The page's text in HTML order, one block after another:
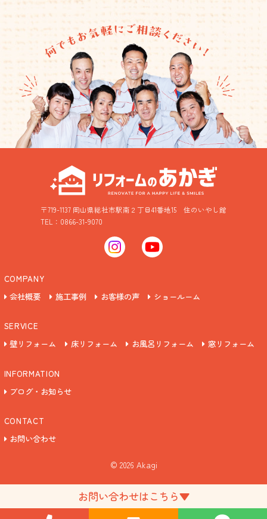
お問い合わせはこちら▼
〒719-1137 岡山県総社市駅南２丁目41番地15 住のいやし館
TEL：0866-31-9070
COMPANY
会社概要
施工事例 お客様の声 ショールーム
SERVICE
壁リフォーム
床リフォーム お風呂リフォーム 窓リフォーム
INFORMATION
ブログ・お知らせ
CONTACT
お問い合わせ
© 2026 Akagi